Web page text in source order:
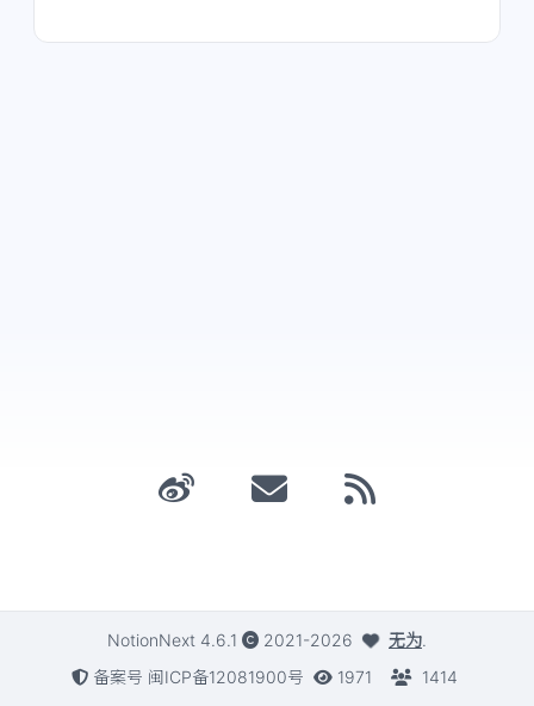
NotionNext 4.6.1 2021-2026 无为.
备案号 闽ICP备12081900号
1971 1414